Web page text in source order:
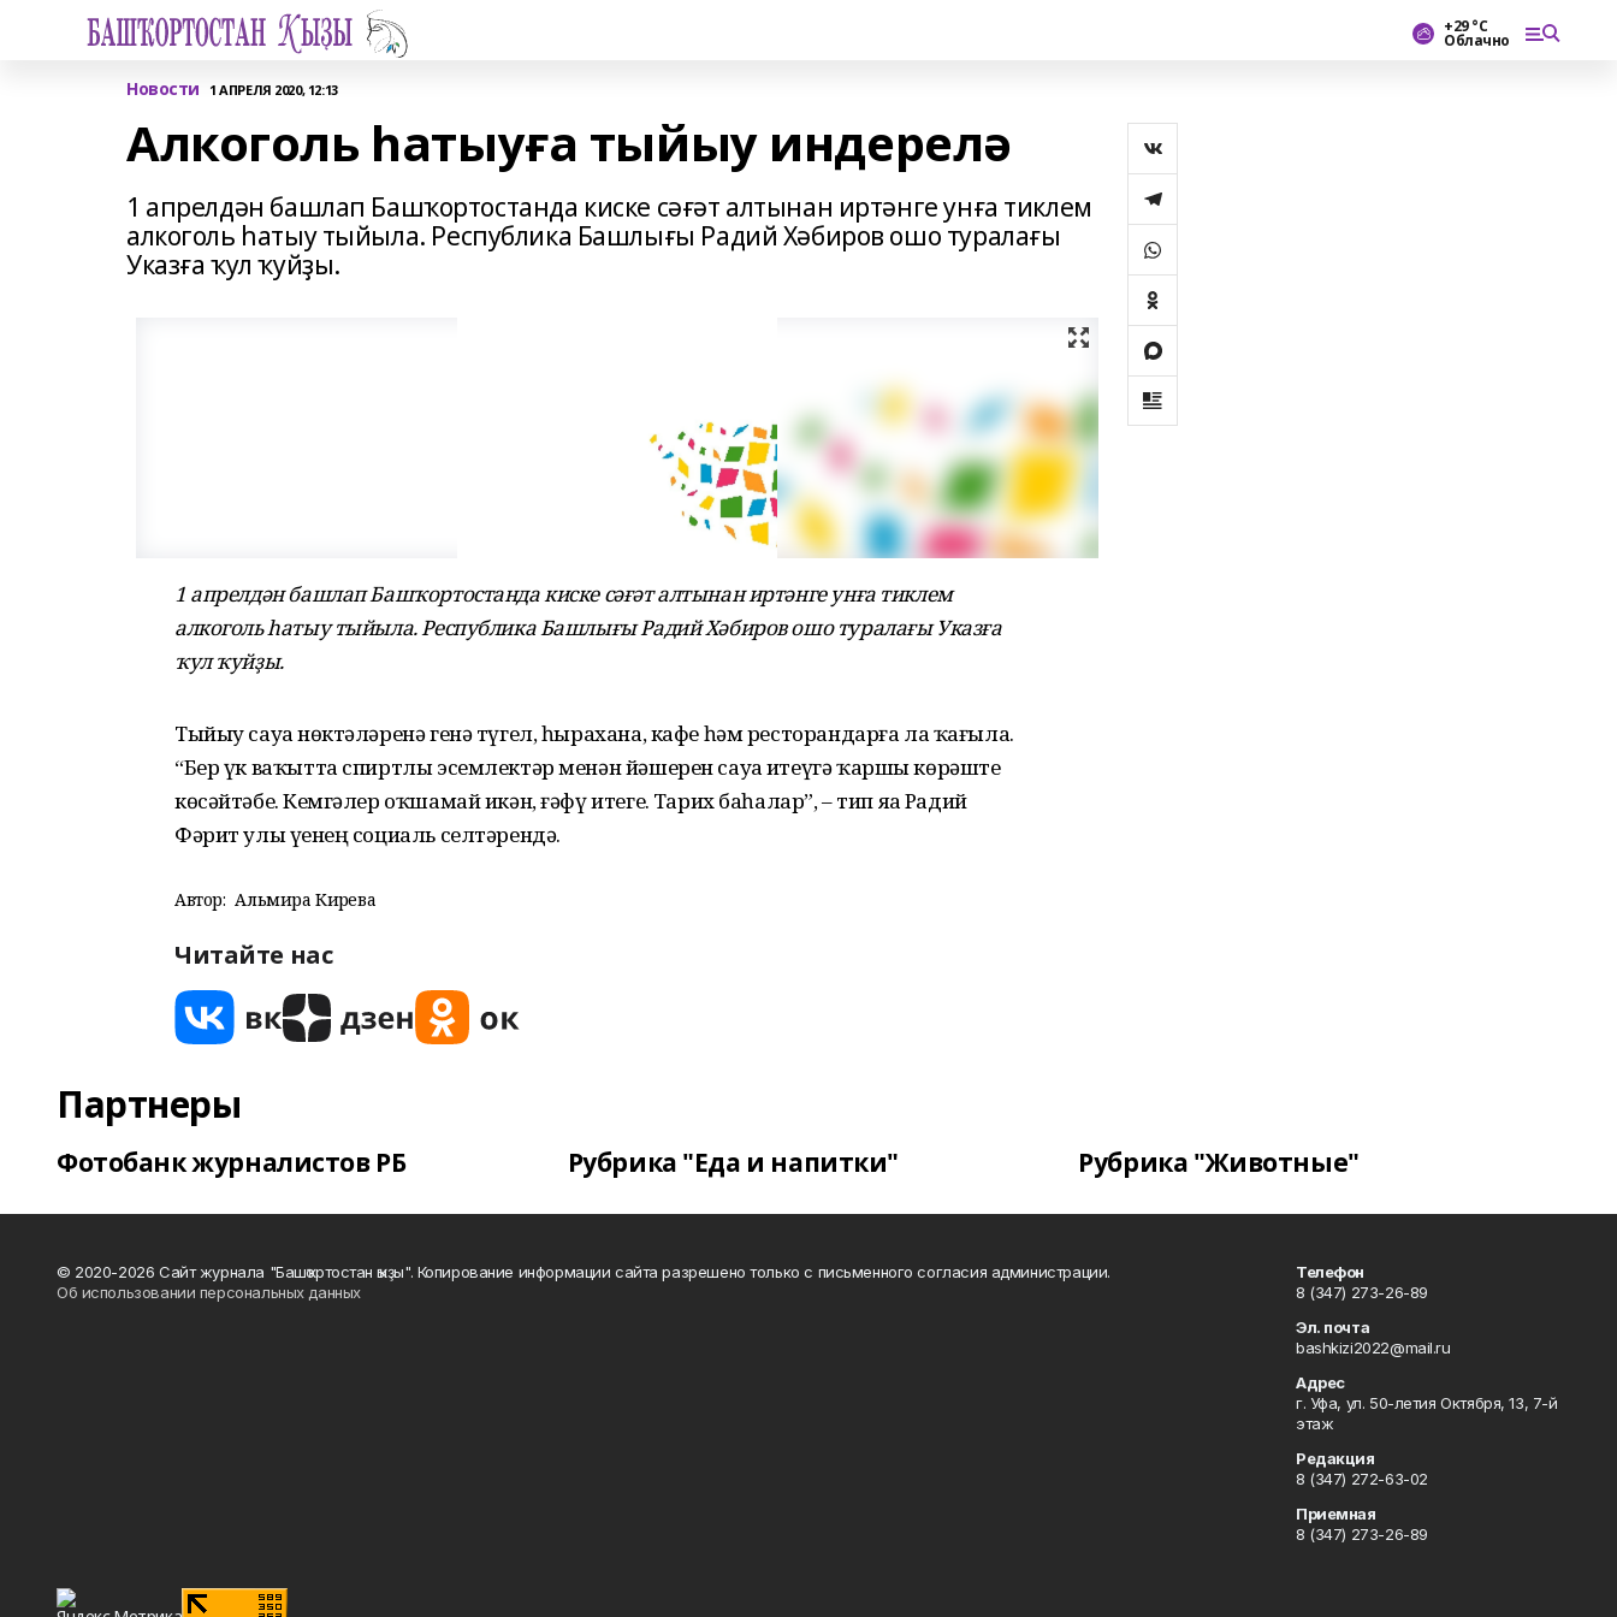
+29 °С
Облачно
Новости 1 АПРЕЛЯ 2020, 12:13
Алкоголь һатыуға тыйыу индерелә
1 апрелдән башлап Башҡортостанда киске сәғәт алтынан иртәнге унға тиклем
алкоголь һатыу тыйыла. Республика Башлығы Радий Хәбиров ошо туралағы
Указға ҡул ҡуйҙы.
1 апрелдән башлап Башҡортостанда киске сәғәт алтынан иртәнге унға тиклем
алкоголь һатыу тыйыла. Республика Башлығы Радий Хәбиров ошо туралағы Указға
ҡул ҡуйҙы.
Тыйыу сауҙа нөктәләренә генә түгел, һырахана, кафе һәм ресторандарға ла ҡағыла.
“Бер үк ваҡытта спиртлы эсемлектәр менән йәшерен сауҙа итеүгә ҡаршы көрәште
көсәйтәбеҙ. Кемгәлер оҡшамай икән, ғәфү итегеҙ. Тарих баһалар”, – тип яҙа Радий
Фәрит улы үҙенең социаль селтәрендә.
Автор: Альмира Кирәева
Читайте нас
Партнеры
Фотобанк журналистов РБ Рубрика "Еда и напитки" Рубрика "Животные"
© 2020-2026 Сайт журнала "Башҡортостан ҡыҙы". Копирование информации сайта разрешено только с письменного согласия администрации.
Об использовании персональных данных
Телефон
8 (347) 273-26-89
Эл. почта
bashkizi2022@mail.ru
Адрес
г. Уфа, ул. 50-летия Октября, 13, 7-й
этаж
Редакция
8 (347) 272-63-02
Приемная
8 (347) 273-26-89